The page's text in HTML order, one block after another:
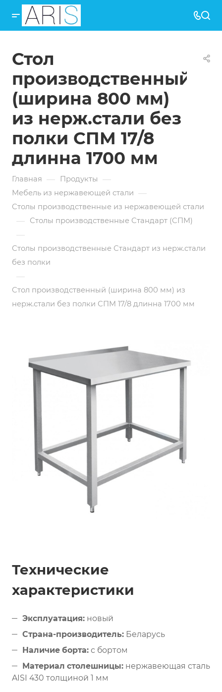
Стол
производственный
(ширина 800 мм)
из нерж.стали без
полки СПМ 17/8
длинна 1700 мм
Главная — Продукты —
Мебель из нержавеющей стали —
Столы производственные из нержавеющей стали
— Столы производственные Стандарт (СПМ)
—
Столы производственные Стандарт из нерж.стали
без полки
—
Стол производственный (ширина 800 мм) из
нерж.стали без полки СПМ 17/8 длинна 1700 мм
Технические
характеристики
Эксплуатация: новый
Страна-производитель: Беларусь
Наличие борта: с бортом
Материал столешницы: нержавеющая сталь
AISI 430 толщиной 1 мм